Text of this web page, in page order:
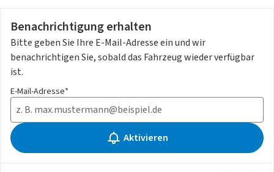
Benachrichtigung erhalten
Bitte geben Sie Ihre E-Mail-Adresse ein und wir
benachrichtigen Sie, sobald das Fahrzeug wieder verfügbar
ist.
E-Mail-Adresse*
Aktivieren